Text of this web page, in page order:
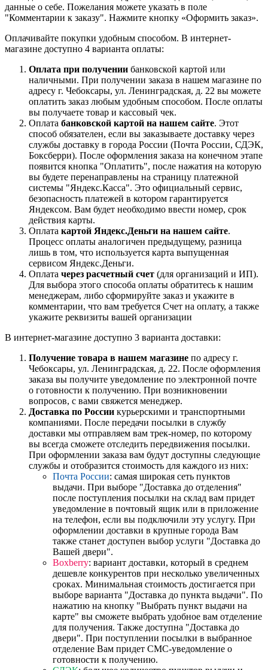
данные о себе. Пожелания можете указать в поле
"Комментарии к заказу". Нажмите кнопку «Оформить заказ».
Оплачивайте покупки удобным способом. В интернет-
магазине доступно 4 варианта оплаты:
Оплата при получении банковской картой или
наличными. При получении заказа в нашем магазине по
адресу г. Чебоксары, ул. Ленинградская, д. 22 вы можете
оплатить заказ любым удобным способом. После оплаты
вы получаете товар и кассовый чек.
Оплата банковской картой на нашем сайте. Этот
способ обязателен, если вы заказываете доставку через
службы доставку в города России (Почта России, СДЭК,
Боксберри). После оформления заказа на конечном этапе
появится кнопка "Оплатить", после нажатия на которую
вы будете перенаправлены на страницу платежной
системы "Яндекс.Касса". Это официальный сервис,
безопасность платежей в котором гарантируется
Яндексом. Вам будет необходимо ввести номер, срок
действия карты.
Оплата картой Яндекс.Деньги на нашем сайте.
Процесс оплаты аналогичен предыдущему, разница
лишь в том, что используется карта выпущенная
сервисом Яндекс.Деньги.
Оплата через расчетный счет (для организаций и ИП).
Для выбора этого способа оплаты обратитесь к нашим
менеджерам, либо сформируйте заказ и укажите в
комментарии, что вам требуется Счет на оплату, а также
укажите реквизиты вашей организации
В интернет-магазине доступно 3 варианта доставки:
Получение товара в нашем магазине по адресу г.
Чебоксары, ул. Ленинградская, д. 22. После оформления
заказа вы получите уведомление по электронной почте
о готовности к получению. При возникновении
вопросов, с вами свяжется менеджер.
Доставка по России курьерскими и транспортными
компаниями. После передачи посылки в службу
доставки мы отправляем вам трек-номер, по которому
вы всегда сможете отследить передвижения посылки.
При оформлении заказа вам будут доступны следующие
службы и отобразится стоимость для каждого из них:
Почта России: самая широкая сеть пунктов
выдачи. При выборе "Доставка до отделения"
после поступления посылки на склад вам придет
уведомление в почтовый ящик или в приложение
на телефон, если вы подключили эту услугу. При
оформлении доставки в крупные города Вам
также станет доступен выбор услуги "Доставка до
Вашей двери".
Boxberry: вариант доставки, который в среднем
дешевле конкурентов при несколько увеличенных
сроках. Минимальная стоимость достигается при
выборе варианта "Доставка до пункта выдачи". По
нажатию на кнопку "Выбрать пункт выдачи на
карте" вы сможете выбрать удобное вам отделение
для получения. Также доступна "Доставка до
двери". При поступлении посылки в выбранное
отделение Вам придет СМС-уведомление о
готовности к получению.